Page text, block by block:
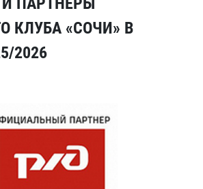
КЛУБА «СОЧИ» В
2026